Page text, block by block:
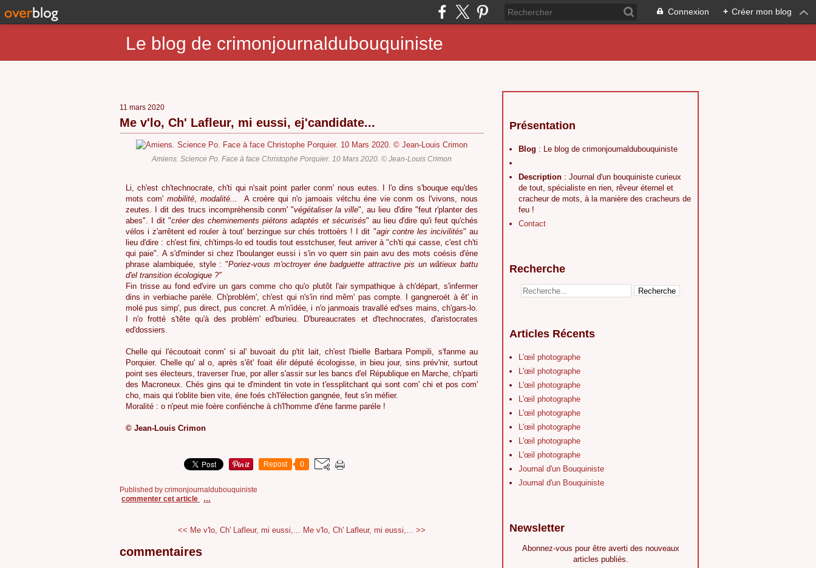
Connexion + Créer mon blog
Le blog de crimonjournaldubouquiniste
11 mars 2020
Me v'lo, Ch' Lafleur, mi eussi, ej'candidate...
Amiens. Science Po. Face à face Christophe Porquier. 10 Mars 2020. © Jean-Louis Crimon
Li, ch'est ch'technocrate, ch'ti qui n'sait point parler conm' nous eutes. I l'o dins s'bouque equ'des
mots com'mobilité, modalité...
A croère qui n'o jamoais vétchu éne vie conm os l'vivons, nous
zeutes. I dit des trucs incompréhensib conm' "végétaliser la ville", au lieu d'dire "feut r'planter des
abes". I dit "créer des cheminements piétons adaptés et sécurisés" au lieu d'dire qu'i feut qu'chés
vélos i z'arrêtent ed rouler à tout' berzingue sur chés trottoèrs ! I dit "agir contre les incivilités" au
lieu d'dire : ch'est fini, ch'timps-lo ed toudis tout esstchuser, feut arriver à "ch'ti qui casse, c'est ch'ti
qui paie". A s'd'minder si chez l'boulanger eussi i s'in vo querr sin pain avu des mots coésis d'éne
phrase alambiquée, style : "Poriez-vous m'octroyer éne badguette attractive pis un wâtieux battu
d'el transition écologique ?"
Fin trisse au fond ed'vire un gars comme cho qu'o plutôt l'air sympathique à ch'départ, s'infermer
dins in verbiache paréle. Ch'problèm', ch'est qui n's'in rind mêm' pas compte. I gangneroét à êt' in
molé pus simp', pus direct, pus concret. A m'n'idée, i n'o janmoais travallé ed'ses mains, ch'gars-lo.
I n'o frotté s'tête qu'à des problèm' ed'burieu. D'bureaucrates et d'technocrates, d'aristocrates
ed'dossiers.
Chelle qui l'écoutoait conm' si al' buvoait du p'tit lait, ch'est l'bielle Barbara Pompili, s'fanme au
Porquier. Chelle qu' al o, après s'êt' foait élir député écologisse, in bieu jour, sins prév'nir, surtout
point ses électeurs, traverser l'rue, por aller s'assir sur les bancs d'el République en Marche, ch'parti
des Macroneux. Chés gins qui te d'mindent tin vote in t'essplitchant qui sont com' chi et pos com'
cho, mais qui t'oblite bien vite, éne foés ch'l'élection gangnée, feut s'in méfier.
Moralité : o n'peut mie foère confiénche à ch'l'homme d'éne fanme paréle !
© Jean-Louis Crimon
Repost 0
Published by crimonjournaldubouquiniste
commenter cet article
…
<< Me v'lo, Ch' Lafleur, mi eussi,... Me v'lo, Ch' Lafleur, mi eussi,... >>
commentaires
Présentation
Blog : Le blog de crimonjournaldubouquiniste
Description : Journal d'un bouquiniste curieux
de tout, spécialiste en rien, rêveur éternel et
cracheur de mots, à la manière des cracheurs de
feu !
Contact
Recherche
Articles Récents
L'œil photographe
L'œil photographe
L'œil photographe
L'œil photographe
L'œil photographe
L'œil photographe
L'œil photographe
L'œil photographe
Journal d'un Bouquiniste
Journal d'un Bouquiniste
Newsletter
Abonnez-vous pour être averti des nouveaux
articles publiés.